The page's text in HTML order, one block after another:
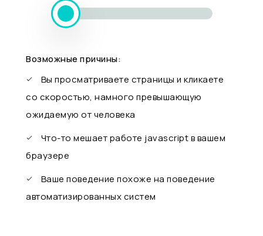
Возможные причины:
Вы просматриваете страницы и кликаете
со скоростью, намного превышающую
ожидаемую от человека
Что-то мешает работе javascript в вашем
браузере
Ваше поведение похоже на поведение
автоматизированных систем